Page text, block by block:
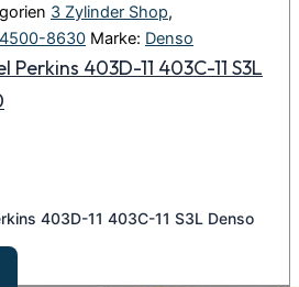
3 Zylinder Shop,
8630 Marke: Denso
403D-11 403C-11 S3L
403D-11 403C-11 S3L Denso